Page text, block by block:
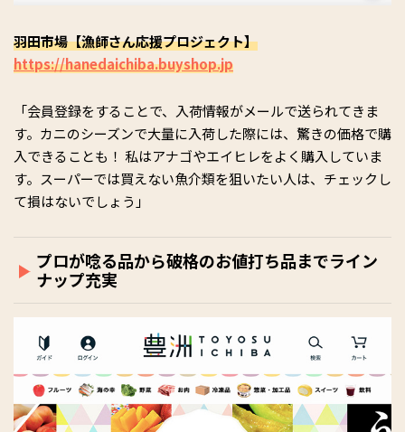
羽田市場【漁師さん応援プロジェクト】
https://hanedaichiba.buyshop.jp
「会員登録をすることで、入荷情報がメールで送られてきま
す。カニのシーズンで大量に入荷した際には、驚きの価格で購
入できることも！ 私はアナゴやエイヒレをよく購入していま
す。スーパーでは買えない魚介類を狙いたい人は、チェックし
て損はないでしょう」
プロが唸る品から破格のお値打ち品までライン
ナップ充実